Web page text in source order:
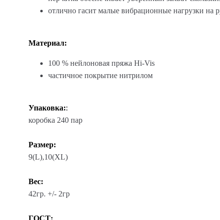
отлично гасит малые вибрационные нагрузки на
Материал:
100 % нейлоновая пряжа Hi-Vis
частичное покрытие нитрилом
Упаковка::
коробка 240 пар
Размер:
9(L),10(XL)
Вес:
42гр. +/- 2гр
ГОСТ: